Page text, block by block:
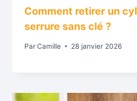
Comment retirer un
serrure sans clé ?
ParCamille 28 janvier 2026